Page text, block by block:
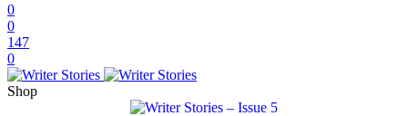
0
0
147
0
Shop